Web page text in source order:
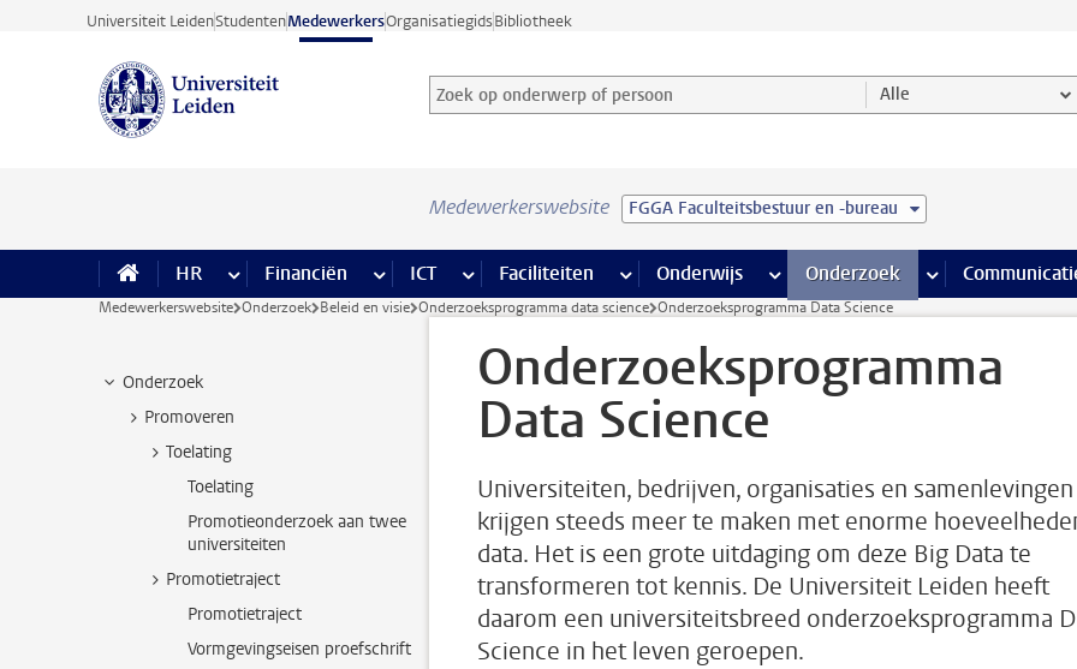
Ga direct naar de inhoud
Universiteit LeidenStudentenMedewerkersOrganisatiegidsBibliotheek
Zoek op onderwerp of persoon en selecteer categorie
Zoekterm Alle
Medewerkerswebsite FGGA Faculteitsbestuur en -bureau
HR meer HR pagina’s
Financiën meer Financiën pagina’s
ICT meer ICT pagina’s
Faciliteiten meer Faciliteiten pagina’s
Onderwijs meer Onderwijs pagina’s
Onderzoek meer Onderzoek
Medewerkerswebsite Onderzoek Beleid en visie Onderzoeksprogramma data science Onderzoeksprogramma Data Science
Onderzoek
Promoveren
Toelating
Toelating
Promotieonderzoek aan twee
universiteiten
Promotietraject
Promotietraject
Vormgevingseisen proefschrift
Onderzoeksprogramma
Data Science
Universiteiten, bedrijven, organisaties en samenlevingen
krijgen steeds meer te maken met enorme
data. Het is een grote uitdaging om deze Big Data te
transformeren tot kennis. De Universiteit Leiden heeft
daarom een universiteitsbreed onderzoeksprogramma
Science in het leven geroepen.